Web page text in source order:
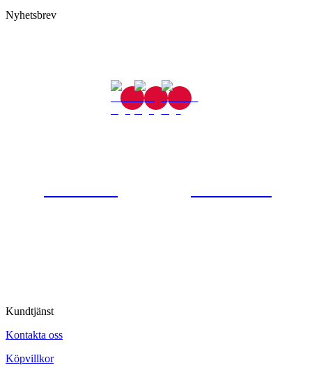
Nyhetsbrev
Kundtjänst
Kontakta oss
Köpvillkor